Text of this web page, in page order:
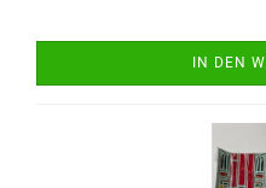
IN DEN